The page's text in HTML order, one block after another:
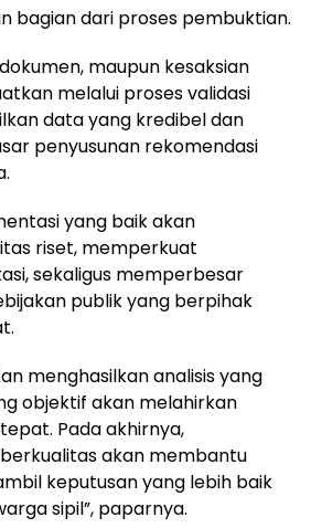
bagian dari proses pembuktian.
maupun kesaksian
melalui proses validasi
data yang kredibel dan
penyusunan rekomendasi
yang baik akan
riset, memperkuat
sekaligus memperbesar
publik yang berpihak
menghasilkan analisis yang
objektif akan melahirkan
Pada akhirnya,
akan membantu
keputusan yang lebih baik
sipil”, paparnya.